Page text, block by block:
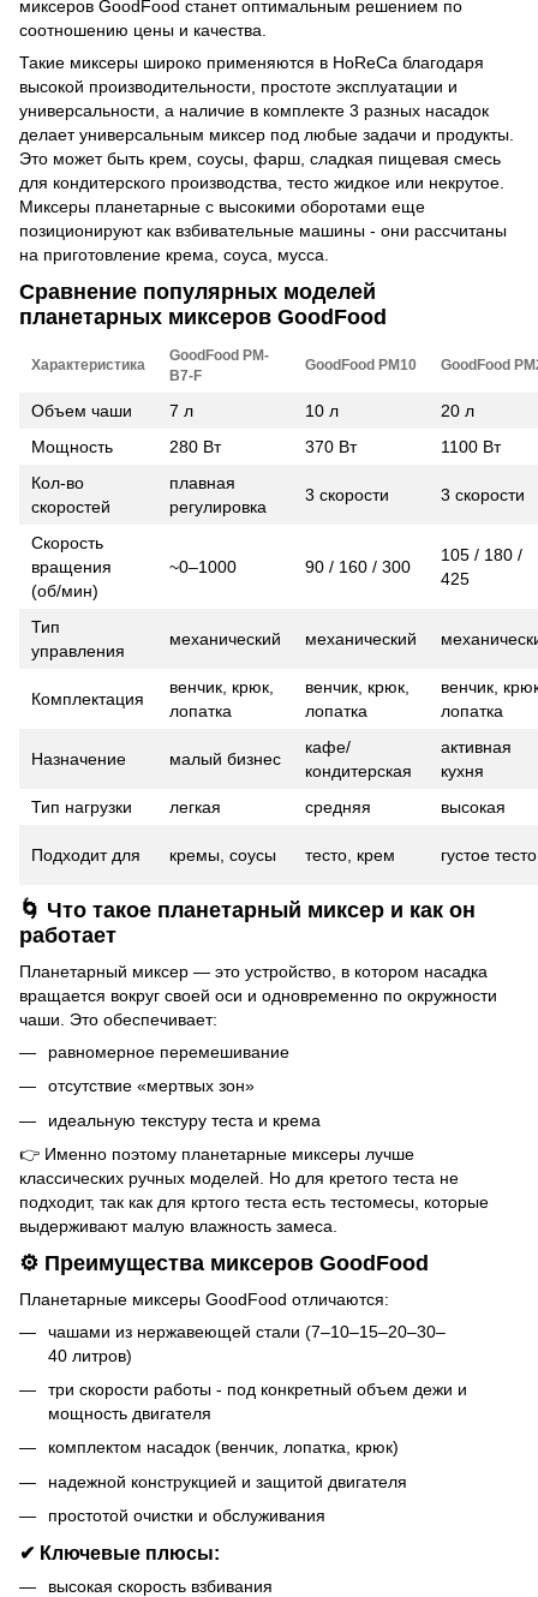
миксеров GoodFood станет оптимальным решением по
соотношению цены и качества.
Такие миксеры широко применяются в HoReCa благодаря
высокой производительности, простоте эксплуатации и
универсальности, а наличие в комплекте 3 разных насадок
делает универсальным миксер под любые задачи и продукты.
Это может быть крем, соусы, фарш, сладкая пищевая смесь
для кондитерского производства, тесто жидкое или некрутое.
Миксеры планетарные с высокими оборотами еще
позиционируют как взбивательные машины - они рассчитаны
на приготовление крема, соуса, мусса.
Сравнение популярных моделей
планетарных миксеров GoodFood
Характеристика
GoodFood PM-
B7-F
GoodFood PM10 GoodFood
Объем чаши 7 л 10 л
20 л
Мощность
280 Вт 370 Вт
1100 Вт
Кол-во
скоростей
плавная
регулировка
3 скорости 3 скорости
Скорость
вращения
(об/мин)
~0–1000 90 / 160 / 300
105 / 180 /
425
Тип
управления
механический механический
Комплектация
венчик, крюк,
лопатка
венчик, крюк,
лопатка
венчик,
лопатка
Назначение малый бизнес
кафе/
кондитерская
активная
кухня
Тип нагрузки
легкая средняя высокая
Подходит для кремы, соусы тесто, крем густое тесто
🌀 Что такое планетарный миксер и как он
работает
Планетарный миксер — это устройство, в котором насадка
вращается вокруг своей оси и одновременно по окружности
чаши. Это обеспечивает:
равномерное перемешивание
отсутствие «мертвых зон»
идеальную текстуру теста и крема
👉 Именно поэтому планетарные миксеры лучше
классических ручных моделей. Но для кретого теста не
подходит, так как для кртого теста есть тестомесы, которые
выдерживают малую влажность замеса.
⚙️ Преимущества миксеров GoodFood
Планетарные миксеры GoodFood отличаются:
чашами из нержавеющей стали (7–10–15–20–30–
40 литров)
три скорости работы - под конкретный объем дежи и
мощность двигателя
комплектом насадок (венчик, лопатка, крюк)
надежной конструкцией и защитой двигателя
простотой очистки и обслуживания
✔ Ключевые плюсы:
высокая скорость взбивания